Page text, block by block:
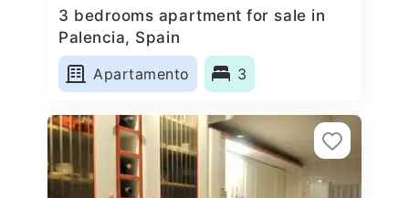
3 bedrooms apartment for sale in
Palencia, Spain
Apartamento
3